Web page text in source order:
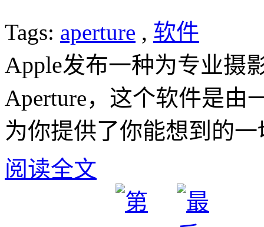
Tags: aperture , 软件
Apple发布一种为专业摄
Aperture，这个软件是由
为你提供了你能想到的
阅读全文